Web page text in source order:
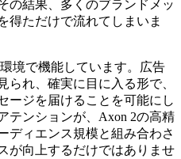
の結果、多くのブランドメッ
得ただけで流れてしまいま
境で機能しています。広告
られ、確実に目に入る形で、
ージを届けることを可能にし
テンションが、Axon 2の高精
ディエンス規模と組み合わさ
が向上するだけではありませ